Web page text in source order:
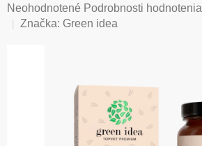
Priemerné
hodnotenie
Neohodnotené Podrobnosti hodnotenia
Značka: Green idea